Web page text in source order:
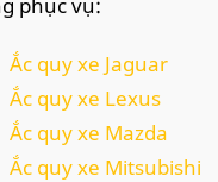
Ắc quy xe Jaguar
Ắc quy xe Lexus
Ắc quy xe Mazda
Ắc quy xe Mitsubishi